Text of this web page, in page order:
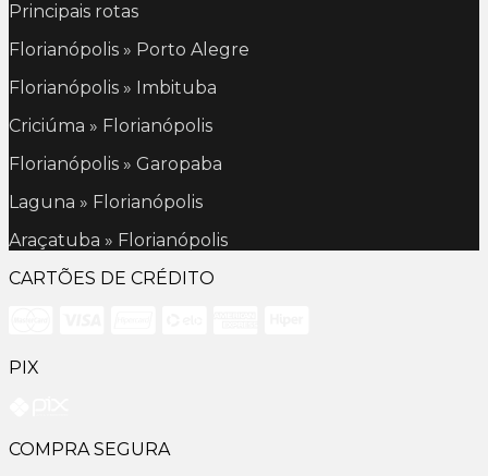
Principais rotas
Florianópolis » Porto Alegre
Florianópolis » Imbituba
Criciúma » Florianópolis
Florianópolis » Garopaba
Laguna » Florianópolis
Araçatuba » Florianópolis
CARTÕES DE CRÉDITO
PIX
COMPRA SEGURA